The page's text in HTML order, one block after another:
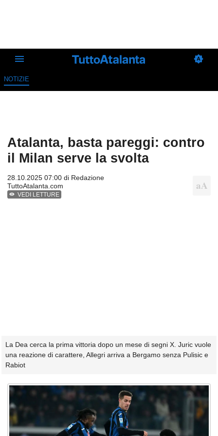
NOTIZIE
Atalanta, basta pareggi: contro
il Milan serve la svolta
28.10.2025 07:00 di Redazione
TuttoAtalanta.com
VEDI LETTURE
La Dea cerca la prima vittoria dopo un mese di segni X. Juric vuole
una reazione di carattere, Allegri arriva a Bergamo senza Pulisic e
Rabiot